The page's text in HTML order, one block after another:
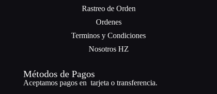
Rastreo de Orden
Ordenes
Terminos y Condiciones
Nosotros HZ
Métodos de Pagos
Aceptamos pagos en tarjeta o transferencia.